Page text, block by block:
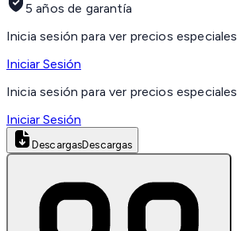
5 años de garantía
Inicia sesión para ver precios especiales
Iniciar Sesión
Inicia sesión para ver precios especiales
Iniciar Sesión
DescargasDescargas